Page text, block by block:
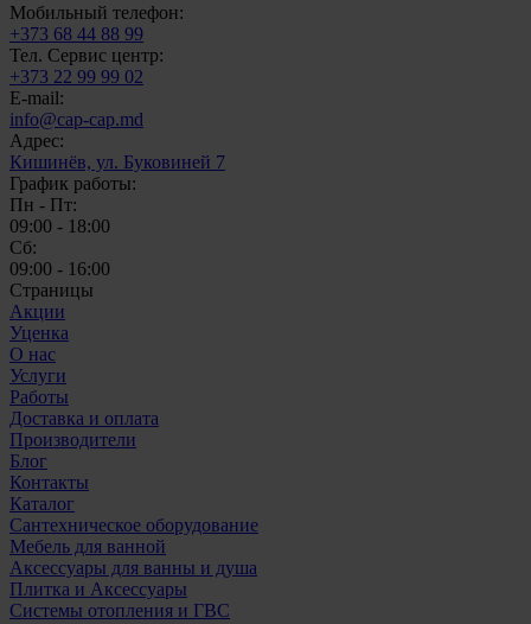
Мобильный телефон:
+373 68 44 88 99
Тел. Сервис центр:
+373 22 99 99 02
E-mail:
info@cap-cap.md
Адрес:
Кишинёв, ул. Буковиней 7
График работы:
Пн - Пт:
09:00 - 18:00
Сб:
09:00 - 16:00
Страницы
Акции
Уценка
О нас
Услуги
Работы
Доставка и оплата
Производители
Блог
Контакты
Каталог
Сантехническое оборудование
Мебель для ванной
Аксессуары для ванны и душа
Плитка и Аксессуары
Системы отопления и ГВС